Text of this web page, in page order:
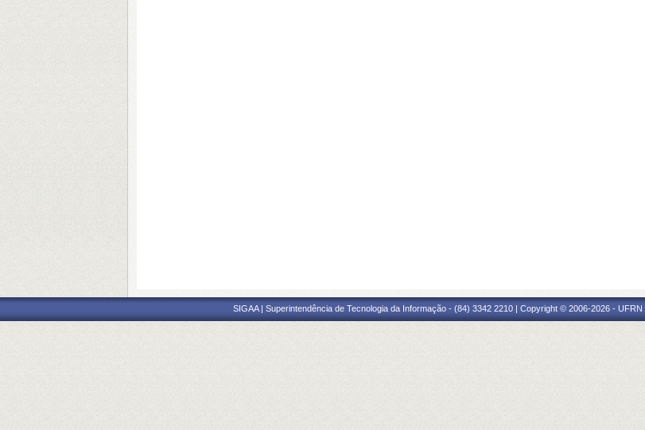
SIGAA | Superintendência de Tecnologia da Informação - (84) 3342 2210 | Copyright © 2006-2026 -